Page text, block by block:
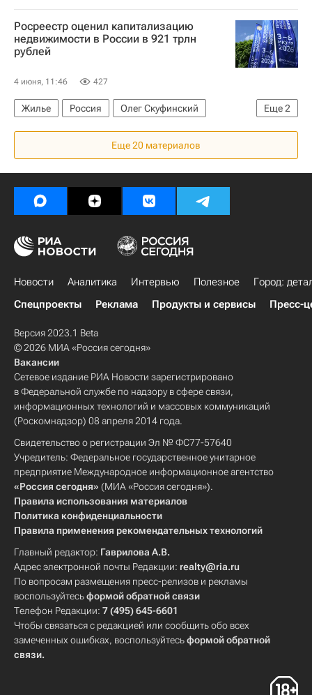
Вадим Волченко (Министр курортов и туризма Крыма)
Росреестр оценил капитализацию
недвижимости в России в 921 трлн
рублей
4 июня, 11:46 427
Еще2
Жилье Россия
Олег Скуфинский
Федеральная служба государственной регистрации, кадастра и картографии (Росреестр)
Еще 20 материалов
Новости Аналитика Интервью Полезное
Город:
Спецпроекты
Реклама Продукты и сервисы Пресс-
Версия 2023.1 Beta
© 2026 МИА «Россия сегодня»
Вакансии
Сетевое издание РИА Новости зарегистрировано
в Федеральной службе по надзору в сфере связи,
информационных технологий и массовых коммуникаций
(Роскомнадзор) 08 апреля 2014 года.
Свидетельство о регистрации Эл № ФС77-57640
Учредитель: Федеральное государственное унитарное
предприятие Международное информационное агентство
«Россия сегодня» (МИА «Россия сегодня»).
Правила использования материалов
Политика конфиденциальности
Правила применения рекомендательных технологий
Главный редактор: Гаврилова А.В.
Адрес электронной почты Редакции: realty@ria.ru
По вопросам размещения пресс-релизов и рекламы
воспользуйтесьформой обратной связи
Телефон Редакции: 7 (495) 645-6601
Чтобы связаться с редакцией или сообщить обо всех
замеченных ошибках, воспользуйтесьформой обратной
связи.